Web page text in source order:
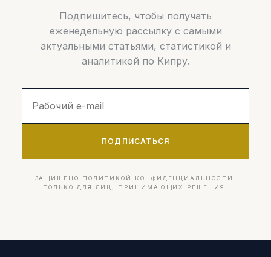
Подпишитесь, чтобы получать
еженедельную рассылку с самыми
актуальными статьями, статистикой и
аналитикой по Кипру.
ПОДПИСАТЬСЯ
ЗАЩИЩЕНО ПОЛИТИКОЙ КОНФИДЕНЦИАЛЬНОСТИ.
ТОЛЬКО ДЛЯ ЛИЦ, ПРИНИМАЮЩИХ РЕШЕНИЯ.